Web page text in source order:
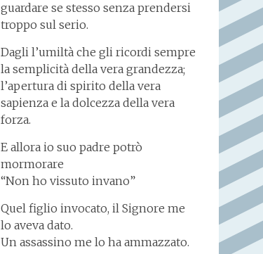
guardare se stesso senza prendersi
troppo sul serio.
Dagli l’umiltà che gli ricordi sempre
la semplicità della vera grandezza;
l’apertura di spirito della vera
sapienza e la dolcezza della vera
forza.
E allora io suo padre potrò
mormorare
“Non ho vissuto invano”
Quel figlio invocato, il Signore me
lo aveva dato.
Un assassino me lo ha ammazzato.